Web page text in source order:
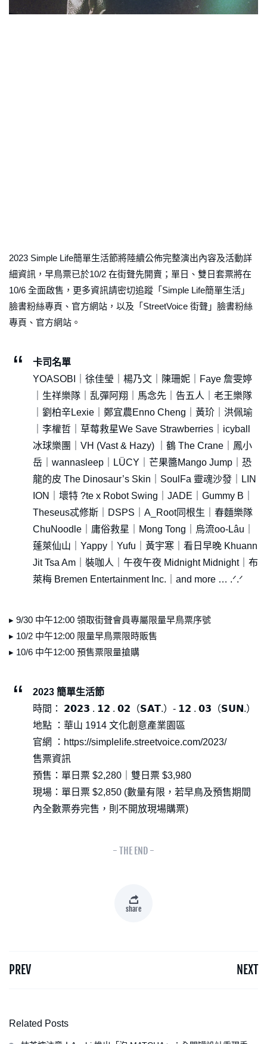
2023 Simple Life簡單生活節將陸續公佈完整演出內容及活動詳
細資訊，早鳥票已於10/2 在街聲先開賣；單日、雙日套票將在
10/6 全面啟售，更多資訊請密切追蹤「Simple Life簡單生活」
臉書粉絲專頁、官方網站，以及「StreetVoice 街聲」臉書粉絲
專頁、官方網站。
卡司名單
YOASOBI｜徐佳瑩｜楊乃文｜陳珊妮｜Faye 詹雯婷
｜生祥樂隊｜乱彈阿翔｜馬念先｜告五人｜老王樂隊
｜劉柏辛Lexie｜鄭宜農Enno Cheng｜黃玠｜洪佩瑜
｜李權哲｜草莓救星We Save Strawberries｜icyball
冰球樂團｜VH (Vast & Hazy) ｜鶴 The Crane｜鳳小
岳｜wannasleep｜LÜCY｜芒果醬Mango Jump｜恐
龍的皮 The Dinosaur’s Skin｜SoulFa 靈魂沙發｜LIN
ION｜壞特 ?te x Robot Swing｜JADE｜Gummy B｜
Theseus忒修斯｜DSPS｜A_Root同根生｜春麵樂隊
ChuNoodle｜庸俗救星｜Mong Tong｜烏流oo-Lâu｜
蓬萊仙山｜Yappy｜Yufu｜黃宇寒｜看日早晚 Khuann
Jit Tsa Am｜裝咖人｜午夜午夜 Midnight Midnight｜布
萊梅 Bremen Entertainment Inc.｜and more … .ᐟ.ᐟ
▸ 9/30 中午12:00 領取街聲會員專屬限量早鳥票序號
▸ 10/2 中午12:00 限量早鳥票限時販售
▸ 10/6 中午12:00 預售票限量搶購
2023 簡單生活節
時間： 𝟮𝟬𝟮𝟯 . 𝟭𝟮 . 𝟬𝟮（𝗦𝗔𝗧.）- 𝟭𝟮 . 𝟬𝟯（𝗦𝗨𝗡.）
地點 ：華山 1914 文化創意產業園區
官網 ：https://simplelife.streetvoice.com/2023/
售票資訊
預售：單日票 $2,280｜雙日票 $3,980
現場：單日票 $2,850 (數量有限，若早鳥及預售期間
內全數票券完售，則不開放現場購票)
- THE END -
share
PREV NEXT
Related Posts